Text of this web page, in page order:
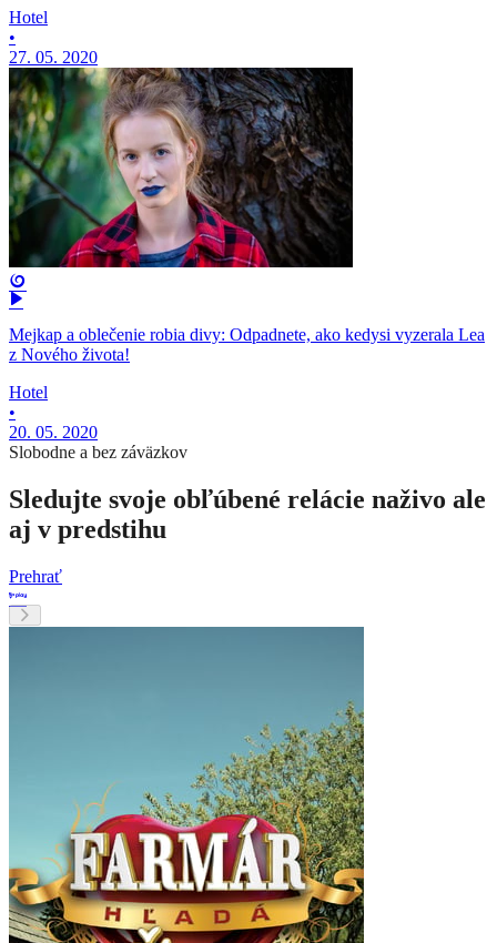
Hotel
•
27. 05. 2020
Mejkap a oblečenie robia divy: Odpadnete, ako kedysi vyzerala Lea
z Nového života!
Hotel
•
20. 05. 2020
Slobodne a bez záväzkov
Sledujte svoje obľúbené relácie naživo ale
aj v predstihu
Prehrať